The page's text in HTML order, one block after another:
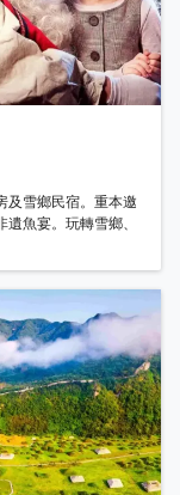
及雪鄉民宿。重本邀
魚宴。玩轉雪鄉、